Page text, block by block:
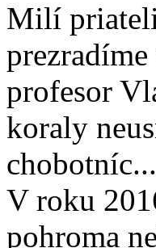
Milí
profesor
koraly
V roku
pohroma